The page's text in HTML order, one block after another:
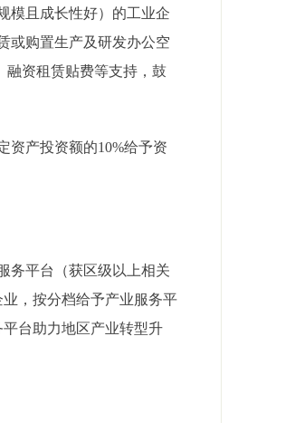
模且成长性好）的工业企
或购置生产及研发办公空
融资租赁贴费等支持 ，鼓
资产投资额的10%给予资
务平台（获区级以上相关
，按分档给予产业服务平
台助力地区产业转型升